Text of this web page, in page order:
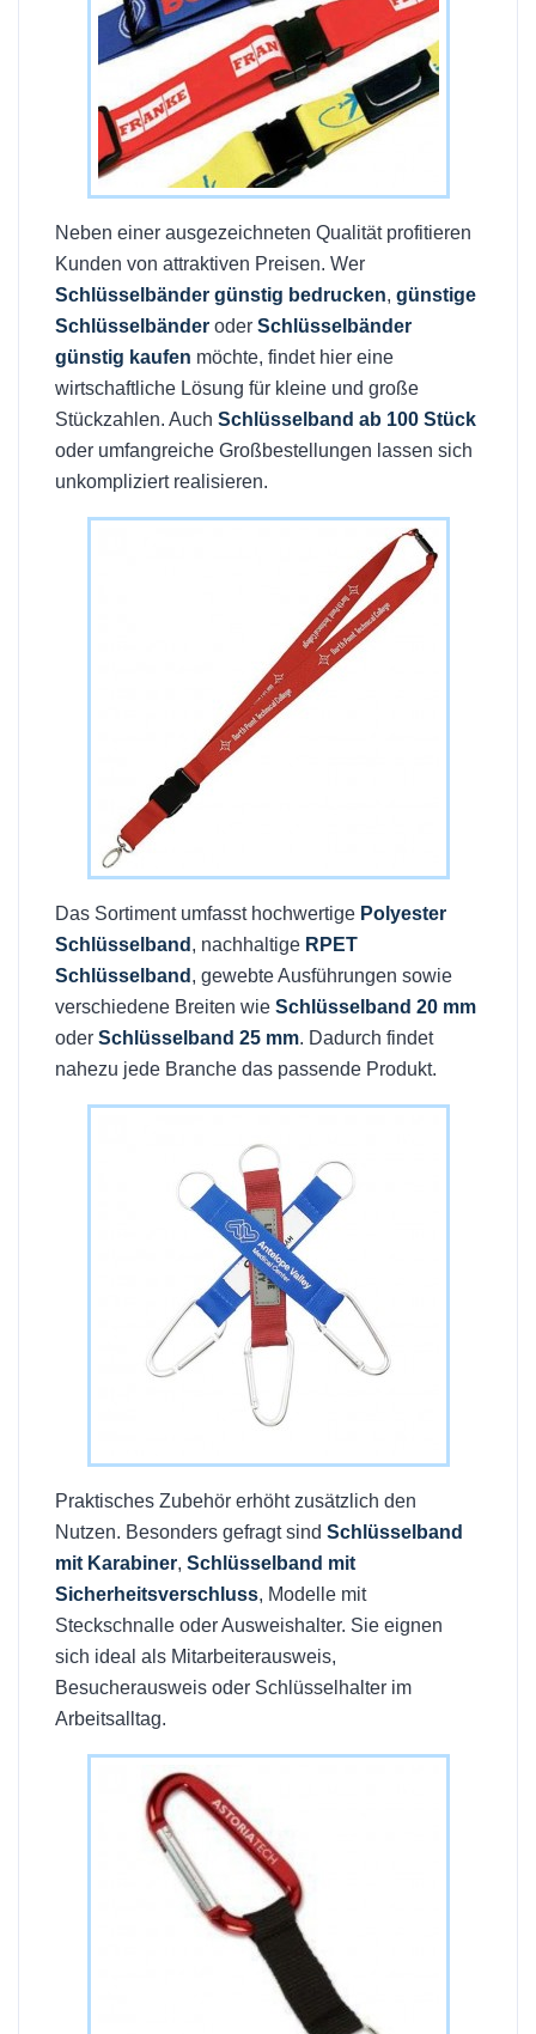
Neben einer ausgezeichneten Qualität profitieren
Kunden von attraktiven Preisen. Wer
Schlüsselbänder günstig bedrucken, günstige
Schlüsselbänder oder Schlüsselbänder
günstig kaufen möchte, findet hier eine
wirtschaftliche Lösung für kleine und große
Stückzahlen. Auch Schlüsselband ab 100 Stück
oder umfangreiche Großbestellungen lassen sich
unkompliziert realisieren.
Das Sortiment umfasst hochwertige Polyester
Schlüsselband , nachhaltige RPET
Schlüsselband , gewebte Ausführungen sowie
verschiedene Breiten wie Schlüsselband 20 mm
oder Schlüsselband 25 mm. Dadurch findet
nahezu jede Branche das passende Produkt.
Praktisches Zubehör erhöht zusätzlich den
Nutzen. Besonders gefragt sind Schlüsselband
mit Karabiner, Schlüsselband mit
Sicherheitsverschluss, Modelle mit
Steckschnalle oder Ausweishalter. Sie eignen
sich ideal als Mitarbeiterausweis,
Besucherausweis oder Schlüsselhalter im
Arbeitsalltag.